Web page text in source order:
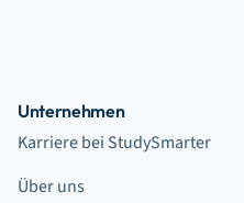
Unternehmen
Karriere bei StudySmarter
Über uns